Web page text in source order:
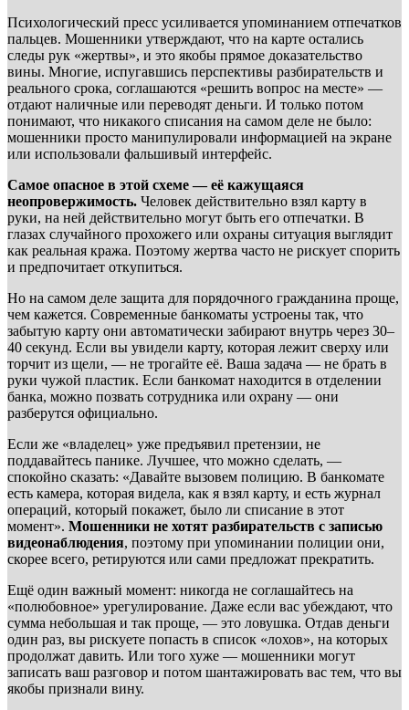
Психологический пресс усиливается упоминанием отпечатков
пальцев. Мошенники утверждают, что на карте остались
следы рук «жертвы», и это якобы прямое доказательство
вины. Многие, испугавшись перспективы разбирательств и
реального срока, соглашаются «решить вопрос на месте» —
отдают наличные или переводят деньги. И только потом
понимают, что никакого списания на самом деле не было:
мошенники просто манипулировали информацией на экране
или использовали фальшивый интерфейс.
Самое опасное в этой схеме — её кажущаяся
неопровержимость. Человек действительно взял карту в
руки, на ней действительно могут быть его отпечатки. В
глазах случайного прохожего или охраны ситуация выглядит
как реальная кража. Поэтому жертва часто не рискует спорить
и предпочитает откупиться.
Но на самом деле защита для порядочного гражданина проще,
чем кажется. Современные банкоматы устроены так, что
забытую карту они автоматически забирают внутрь через 30–
40 секунд. Если вы увидели карту, которая лежит сверху или
торчит из щели, — не трогайте её. Ваша задача — не брать в
руки чужой пластик. Если банкомат находится в отделении
банка, можно позвать сотрудника или охрану — они
разберутся официально.
Если же «владелец» уже предъявил претензии, не
поддавайтесь панике. Лучшее, что можно сделать, —
спокойно сказать: «Давайте вызовем полицию. В банкомате
есть камера, которая видела, как я взял карту, и есть журнал
операций, который покажет, было ли списание в этот
момент». Мошенники не хотят разбирательств с записью
видеонаблюдения, поэтому при упоминании полиции они,
скорее всего, ретируются или сами предложат прекратить.
Ещё один важный момент: никогда не соглашайтесь на
«полюбовное» урегулирование. Даже если вас убеждают, что
сумма небольшая и так проще, — это ловушка. Отдав деньги
один раз, вы рискуете попасть в список «лохов», на которых
продолжат давить. Или того хуже — мошенники могут
записать ваш разговор и потом шантажировать вас тем, что вы
якобы признали вину.